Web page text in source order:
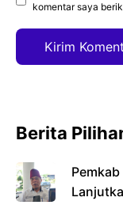
komentar saya
Berita